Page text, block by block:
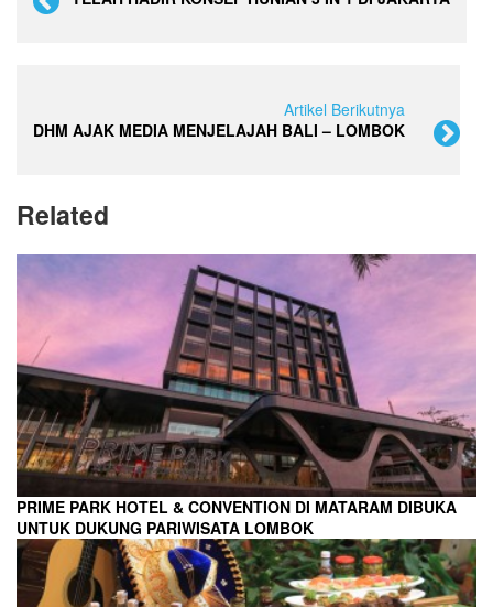
Artikel Berikutnya
DHM AJAK MEDIA MENJELAJAH BALI – LOMBOK
Related
PRIME PARK HOTEL & CONVENTION DI MATARAM DIBUKA
UNTUK DUKUNG PARIWISATA LOMBOK